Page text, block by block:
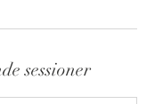
sessioner